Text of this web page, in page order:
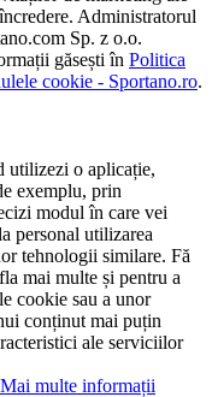
Administratorul
Sp. z o.o.
găsești în Politica
cookie - Sportano.ro.
utilizezi o aplicație,
exemplu, prin
modul în care vei
personal utilizarea
tehnologii similare. Fă
mai multe și pentru a
cookie sau a unor
conținut mai puțin
ale serviciilor
Mai multe informații